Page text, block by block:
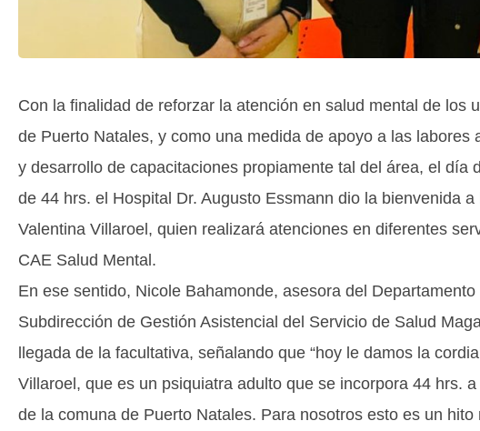
Con la finalidad de reforzar la atención en salud mental de los
de Puerto Natales, y como una medida de apoyo a las labores
y desarrollo de capacitaciones propiamente tal del área, el día
de 44 hrs. el Hospital Dr. Augusto Essmann dio la bienvenida
Valentina Villaroel, quien realizará atenciones en diferentes
CAE Salud Mental.
En ese sentido, Nicole Bahamonde, asesora del
Subdirección de Gestión Asistencial del Servicio de Salud
llegada de la facultativa, señalando que “hoy le damos la
Villaroel, que es un psiquiatra adulto que se incorpora 44 hrs.
de la comuna de Puerto Natales. Para nosotros esto es un